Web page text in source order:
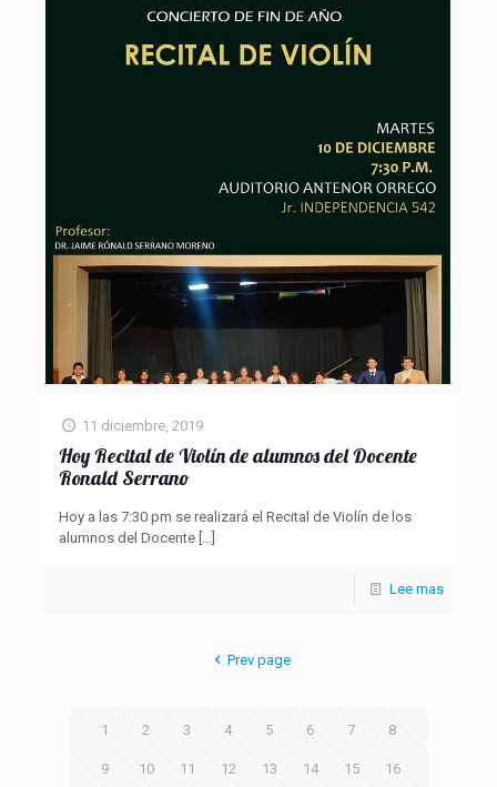
11 diciembre, 2019
Hoy Recital de Violín de alumnos del Docente
Ronald Serrano
Hoy a las 7:30 pm se realizará el Recital de Violín de los
alumnos del Docente
Lee mas
Prev page
1 2 3 4 5 6 7 8
9 10 11 12 13 14 15 16